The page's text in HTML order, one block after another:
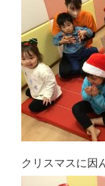
クリスマスに因